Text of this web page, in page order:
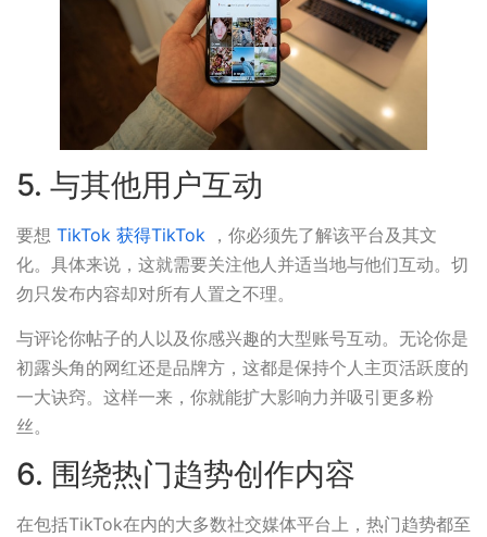
5. 与其他用户互动
要想 TikTok 获得TikTok
，你必须先了解该平台及其文
化。具体来说，这就需要关注他人并适当地与他们互动。切
勿只发布内容却对所有人置之不理。
与评论你帖子的人以及你感兴趣的大型账号互动。无论你是
初露头角的网红还是品牌方，这都是保持个人主页活跃度的
一大诀窍。这样一来，你就能扩大影响力并吸引更多粉
丝。
6. 围绕热门趋势创作内容
在包括TikTok在内的大多数社交媒体平台上，热门趋势都至